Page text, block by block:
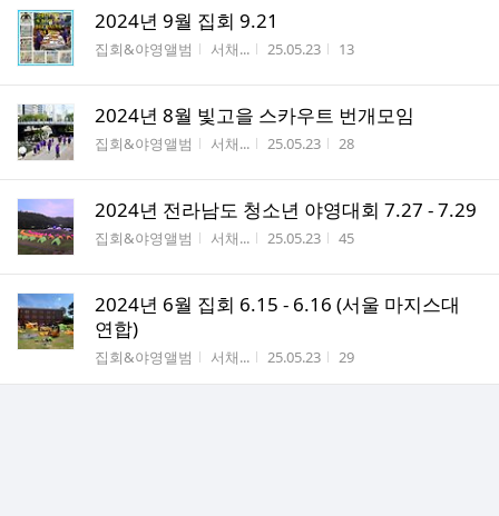
2024년 9월 집회 9.21
게시판명
집회&야영앨범 작성자
서채... 작성시간
25.05.23 조회수
13
2024년 8월 빛고을 스카우트 번개모임
게시판명
집회&야영앨범 작성자
서채... 작성시간
25.05.23 조회수
28
2024년 전라남도 청소년 야영대회 7.27 - 7.29
게시판명
집회&야영앨범 작성자
서채... 작성시간
25.05.23 조회수
45
2024년 6월 집회 6.15 - 6.16 (서울 마지스대
연합)
게시판명
집회&야영앨범 작성자
서채... 작성시간
25.05.23 조회수
29